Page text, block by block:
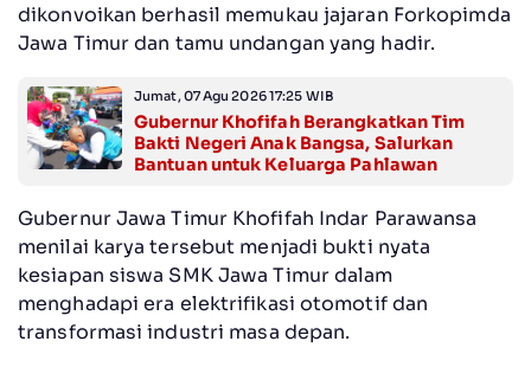
dikonvoikan berhasil memukau jajaran Forkopimda
Jawa Timur dan tamu undangan yang hadir.
Jumat, 07 Agu 2026 17:25 WIB
Gubernur Khofifah Berangkatkan Tim
Bakti Negeri Anak Bangsa, Salurkan
Bantuan untuk Keluarga Pahlawan
Gubernur Jawa Timur Khofifah Indar Parawansa
menilai karya tersebut menjadi bukti nyata
kesiapan siswa SMK Jawa Timur dalam
menghadapi era elektrifikasi otomotif dan
transformasi industri masa depan.